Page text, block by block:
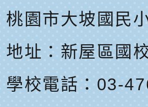
桃園市大坡國民
地址： 新屋區國
學校電話：03-